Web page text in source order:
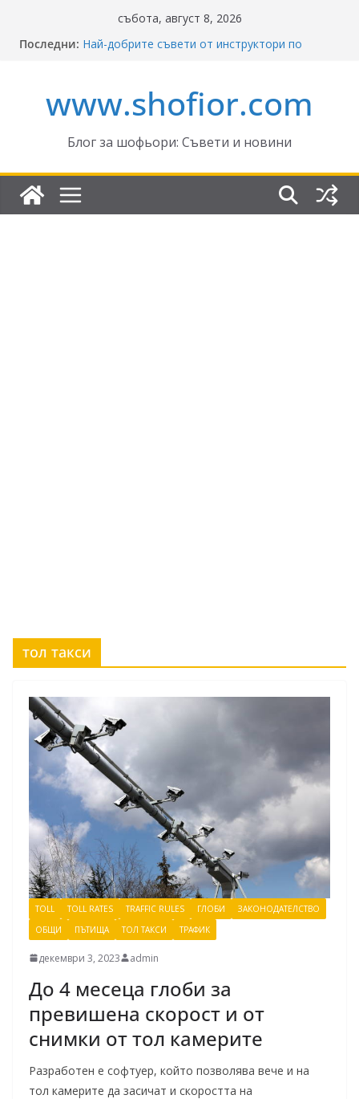
събота, август 8, 2026
Последни: Най-добрите съвети от инструктори по
пътищата на България – в сила от 2026
ВНИМАНИЕ: Франция криминализира
Отнемане на контролни точки – по колко и
Промени в Закона за пътищата 2025–2026:
Какво трябва да знаят шофьорите?
www.shofior.com
Блог за шофьори: Съвети и новини
тол такси
TOLL TOLL RATES TRAFFIC RULES ГЛОБИ
ЗАКОНОДАТЕЛСТВО
ОБЩИ
ПЪТИЩА ТОЛ ТАКСИ ТРАФИК
декември 3, 2023 admin
До 4 месеца глоби за
превишена скорост и от
снимки от тол камерите
Разработен е софтуер, който позволява вече и на
тол камерите да засичат и скоростта на